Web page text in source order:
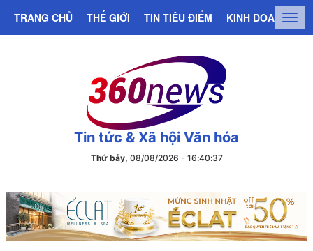
TRANG CHỦ THẾ GIỚI TIN TIÊU ĐIỂM KINH DOANH
Tin tức & Xã hội Văn hóa
Thứ bảy, 08/08/2026 - 16:40:37